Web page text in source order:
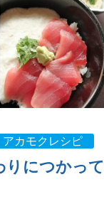
アカモクレシピ
りにつかっ